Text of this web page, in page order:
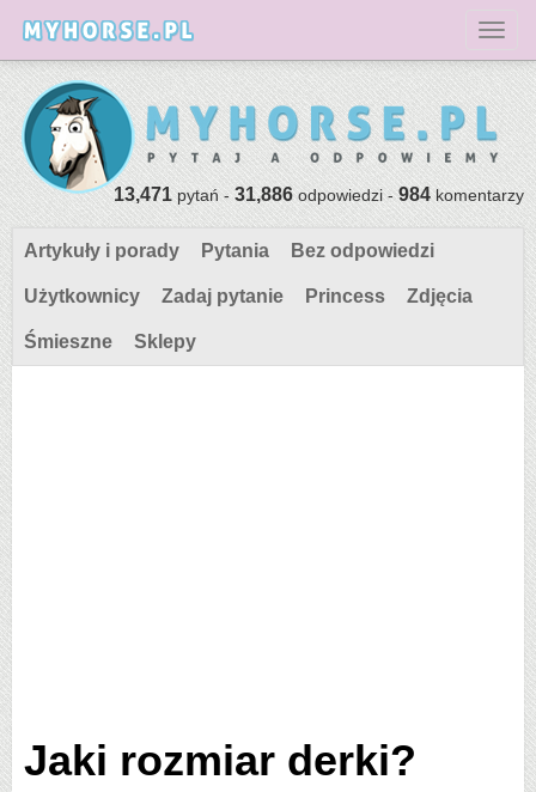
13,471pytań -31,886odpowiedzi -984komentarzy
Artykuły i porady Pytania Bez odpowiedzi
Użytkownicy Zadaj pytanie Princess Zdjęcia
Śmieszne Sklepy
Jaki rozmiar derki?